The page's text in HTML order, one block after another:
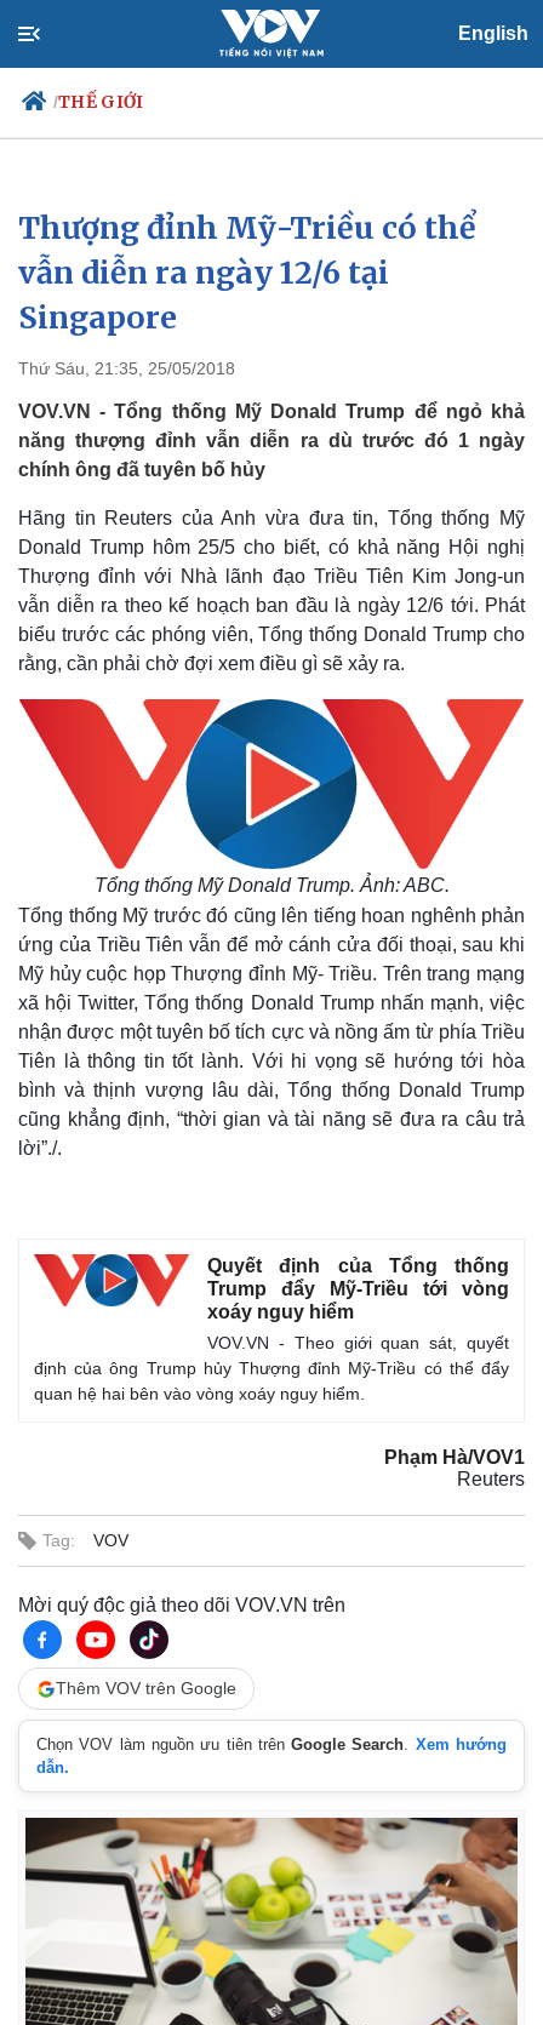
English
/THẾ GIỚI
Chính trị
Đảng
Tổ chức nhân sự
Quốc hội
Nhận diện sự thật
Xã hội
Tin 24h
Dự báo thời tiết
Thế giới
Quan sát
Multimedia
Video
Thượng đỉnh Mỹ-Triều có thể
vẫn diễn ra ngày 12/6 tại
Singapore
Thứ Sáu, 21:35, 25/05/2018
VOV.VN - Tổng thống Mỹ Donald Trump để ngỏ khả
năng thượng đỉnh vẫn diễn ra dù trước đó 1 ngày
chính ông đã tuyên bố hủy
Hãng tin Reuters của Anh vừa đưa tin, Tổng thống Mỹ
Donald Trump hôm 25/5 cho biết, có khả năng Hội nghị
Thượng đỉnh với Nhà lãnh đạo Triều Tiên Kim Jong-un
vẫn diễn ra theo kế hoạch ban đầu là ngày 12/6 tới. Phát
biểu trước các phóng viên, Tổng thống Donald Trump cho
rằng, cần phải chờ đợi xem điều gì sẽ xảy ra.
Tổng thống Mỹ Donald Trump. Ảnh: ABC.
Tổng thống Mỹ trước đó cũng lên tiếng hoan nghênh phản
ứng của Triều Tiên vẫn để mở cánh cửa đối thoại, sau khi
Mỹ hủy cuộc họp Thượng đỉnh Mỹ- Triều. Trên trang mạng
xã hội Twitter, Tổng thống Donald Trump nhấn mạnh, việc
nhận được một tuyên bố tích cực và nồng ấm từ phía Triều
Tiên là thông tin tốt lành. Với hi vọng sẽ hướng tới hòa
bình và thịnh vượng lâu dài, Tổng thống Donald Trump
cũng khẳng định, “thời gian và tài năng sẽ đưa ra câu trả
lời”./.
Quyết định của Tổng thống
Trump đẩy Mỹ-Triều tới vòng
xoáy nguy hiểm
VOV.VN - Theo giới quan sát, quyết
định của ông Trump hủy Thượng đỉnh Mỹ-Triều có thể đẩy
quan hệ hai bên vào vòng xoáy nguy hiểm.
Phạm Hà/VOV1
Reuters
Tag: VOV
Mời quý độc giả theo dõi VOV.VN trên
Thêm VOV trên Google
Chọn VOV làm nguồn ưu tiên trênGoogle Search. Xem hướng
dẫn.